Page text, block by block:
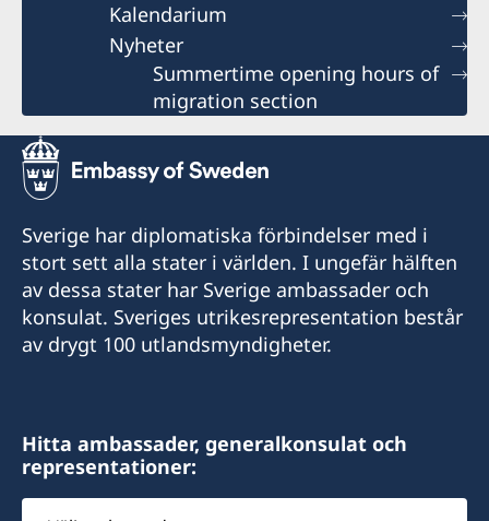
Kalendarium
Nyheter
Summertime opening hours of
migration section
Sverige har diplomatiska förbindelser med i
stort sett alla stater i världen. I ungefär hälften
av dessa stater har Sverige ambassader och
konsulat. Sveriges utrikesrepresentation består
av drygt 100 utlandsmyndigheter.
Hitta ambassader, generalkonsulat och
representationer:
Välj